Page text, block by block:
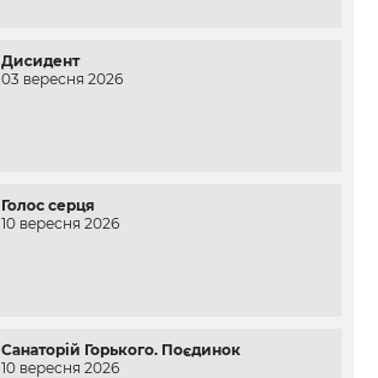
Дисидент
03 вересня 2026
Голос серця
10 вересня 2026
Санаторій Горького. Поєдинок
10 вересня 2026